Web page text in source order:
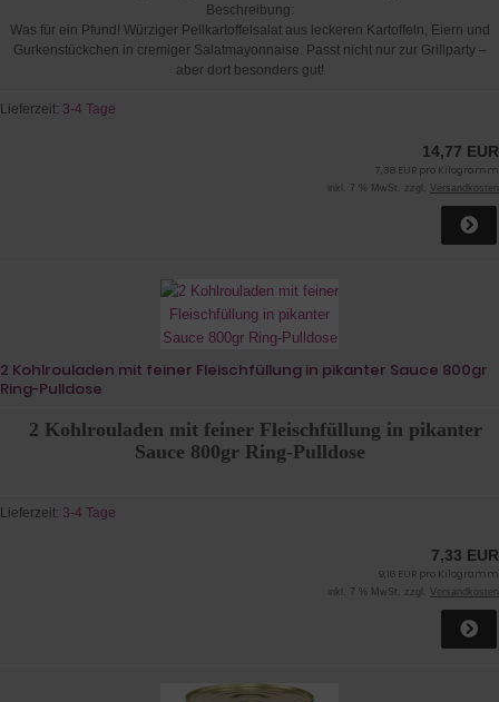
Beschreibung:
Was für ein Pfund! Würziger Pellkartoffelsalat aus leckeren Kartoffeln, Eiern und
Gurkenstückchen in cremiger Salatmayonnaise. Passt nicht nur zur Grillparty –
aber dort besonders gut!
Lieferzeit: 3-4 Tage
14,77 EUR
7,38 EUR pro Kilogramm
inkl. 7 % MwSt. zzgl. Versandkosten
2 Kohlrouladen mit feiner Fleischfüllung in pikanter Sauce 800gr
Ring-Pulldose
2 Kohlrouladen mit feiner Fleischfüllung in pikanter
Sauce 800gr Ring-Pulldose
Lieferzeit: 3-4 Tage
7,33 EUR
9,16 EUR pro Kilogramm
inkl. 7 % MwSt. zzgl. Versandkosten